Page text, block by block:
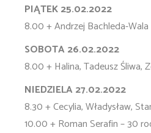
PIĄTEK 25.02.2022
8.00 + Andrzej Bachleda-Wala
SOBOTA 26.02.2022
8.00 + Halina, Tadeusz Śliwa,
NIEDZIELA 27.02.2022
8.30 + Cecylia, Władysław,
10.00 + Roman Serafin – 30